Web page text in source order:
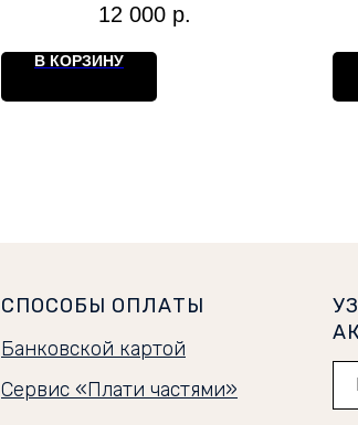
12 000 р.
В КОРЗИНУ
СПОСОБЫ ОПЛАТЫ
Банковской картой
Сервис «Плати частями»